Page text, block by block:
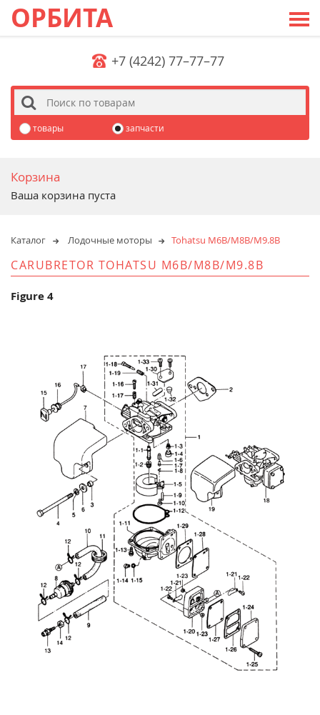
ОРБИТА
+7 (4242) 77–77–77
s
товары запчасти
Корзина
Ваша корзина пуста
Каталог Лодочные моторы Tohatsu M6B/M8B/M9.8B
CARUBRETOR TOHATSU M6B/M8B/M9.8B
Figure 4